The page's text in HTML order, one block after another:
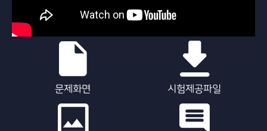
문제화면 시험제공파일